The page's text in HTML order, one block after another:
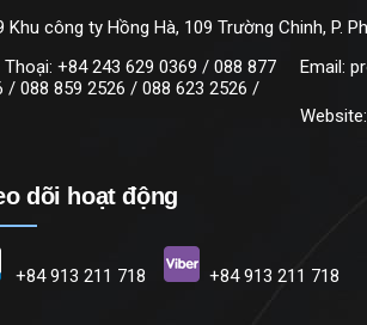
Khu công ty Hồng Hà, 109 Trường Chinh, P.
+84 243 629 0369 / 088 877
/ 088 859 2526 / 088 623 2526 /
Email:
dõi hoạt động
+84 913 211 718 +84 913 211 718